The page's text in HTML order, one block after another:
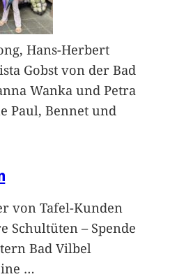
Hans-Herbert
Gobst von der Bad
Wanka und Petra
Paul, Bennet und
von Tafel-Kunden
Schultüten – Spende
Bad Vilbel
…